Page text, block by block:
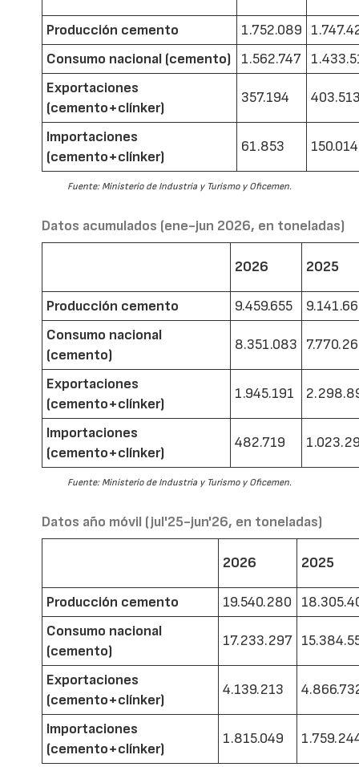
Producción cemento 1.752.089
Consumo nacional (cemento)
1.562.747
Exportaciones
(cemento+clínker)
357.194
Importaciones
(cemento+clínker)
61.853 150.014
Fuente: Ministerio de Industria y Turismo y Oficemen.
Datos acumulados (ene-jun 2026, en toneladas)
2026 2025
Producción cemento 9.459.655
Consumo nacional
(cemento)
8.351.083
Exportaciones
(cemento+clínker)
1.945.191
Importaciones
(cemento+clínker)
482.719
Fuente: Ministerio de Industria y Turismo y Oficemen.
Datos año móvil (jul'25-jun'26, en toneladas)
2026 2025
Producción cemento 19.540.280
Consumo nacional
(cemento)
17.233.297
Exportaciones
(cemento+clínker)
4.139.213
Importaciones
(cemento+clínker)
1.815.049